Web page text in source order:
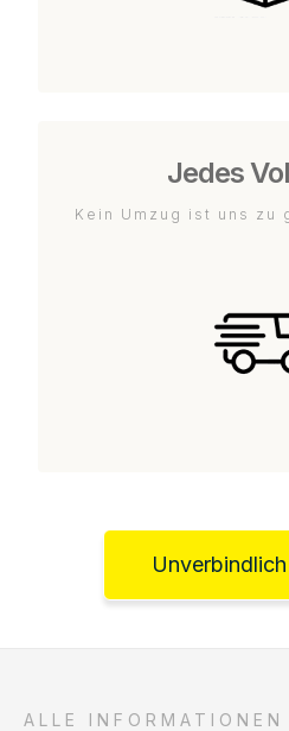
Jedes
Kein Umzug ist uns zu
ALLE